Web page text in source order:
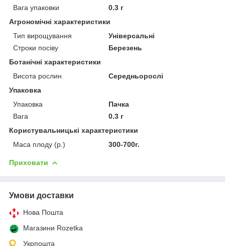
Вага упаковки
0.3 г
Агрономічні характеристики
Тип вирощування
Універсальні
Строки посіву
Березень
Ботанічні характеристики
Висота рослин
Середньорослі
Упаковка
Упаковка
Пачка
Вага
0.3 г
Користувальницькі характеристики
Маса плоду (р.)
300-700г.
Приховати
Умови доставки
Нова Пошта
Магазини Rozetka
Укрпошта